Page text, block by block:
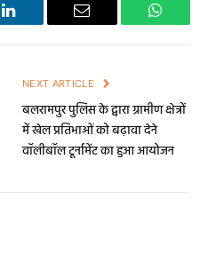
LinkedIn Email
NEXT ARTICLE
बलरामपुर पुलिस के द्वारा ग्रामीण क्षेत्रों
में खेल प्रतिभाओं को बढ़ावा देने
वॉलीबॉल टूर्नामेंट का हुआ आयोजन